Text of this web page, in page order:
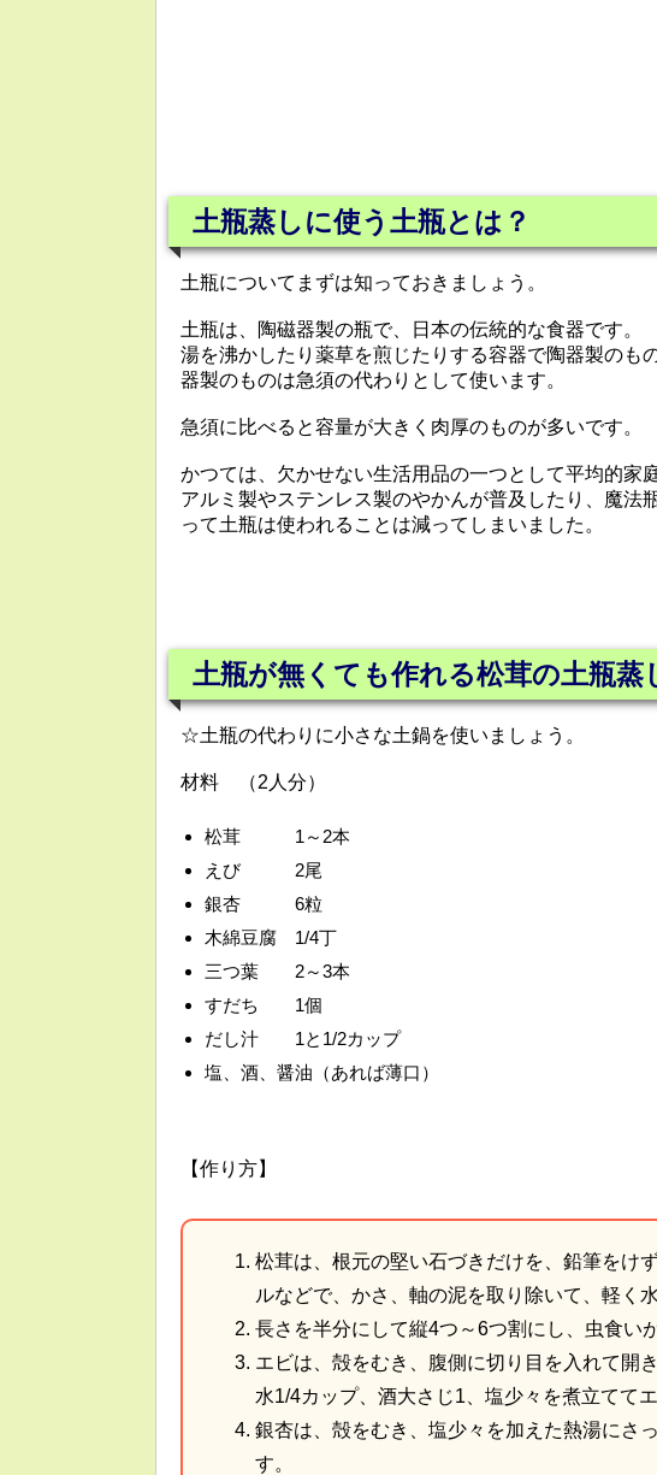
土瓶蒸しに使う土瓶とは？
土瓶についてまずは知っておきましょう。
土瓶は、陶磁器製の瓶で、日本の伝統的な食器です。
湯を沸かしたり薬草を煎じたりする容器で陶器製のも
器製のものは急須の代わりとして使います。
急須に比べると容量が大きく肉厚のものが多いです。
かつては、欠かせない生活用品の一つとして平均的家
アルミ製やステンレス製のやかんが普及したり、魔法
って土瓶は使われることは減ってしまいました。
土瓶が無くても作れる松茸の土瓶蒸
☆土瓶の代わりに小さな土鍋を使いましょう。
材料 （2人分）
松茸 1～2本
えび 2尾
銀杏 6粒
木綿豆腐 1/4丁
三つ葉 2～3本
すだち 1個
だし汁 1と1/2カップ
塩、酒、醤油（あれば薄口）
【作り方】
松茸は、根元の堅い石づきだけを、鉛筆をけ
ルなどで、かさ、軸の泥を取り除いて、軽く
長さを半分にして縦4つ～6つ割にし、虫食い
エビは、殻をむき、腹側に切り目を入れて開
水1/4カップ、酒大さじ1、塩少々を煮立てて
銀杏は、殻をむき、塩少々を加えた熱湯にさ
す。